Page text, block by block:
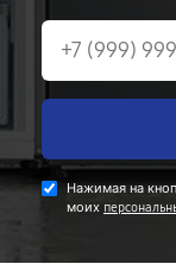
Нажимая на
моих